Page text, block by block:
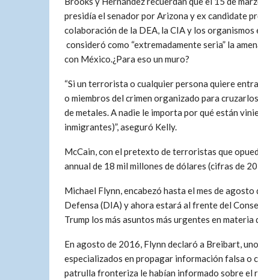
presidía el senador por Arizona y ex candidate
colaboración de la DEA, la CIA y los
consideró como “extremadamente seria” la
con México.¿Para eso un muro?
“Si un terrorista o cualquier persona quiere
o miembros del crimen organizado para
de metales. A nadie le importa por qué están
inmigrantes)”, aseguró Kelly.
McCain, con el pretexto de terroristas que
annual de 18 mil millones de dólares (cifras de
Michael Flynn, encabezó hasta el mes de
Defensa (DIA) y ahora estará al frente del
Trump los más asuntos más urgentes en materia
En agosto de 2016, Flynn declaró a Breibart,
especializados en propagar información falsa o
patrulla fronteriza le habían informado sobre el